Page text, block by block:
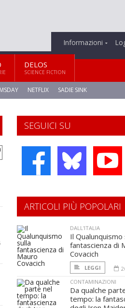
Informazioni
DELOS
SCIENCE FICTION
NETFLIX SADIE SINK
SEGUICI SU
ARTICOLI PIÙ POPOLARI
DALL'ITALIA
Il Qualunquismo
fantascienza di
Covacich
LEGGI
CONTAMINAZIONI
Da qualche
tempo: la